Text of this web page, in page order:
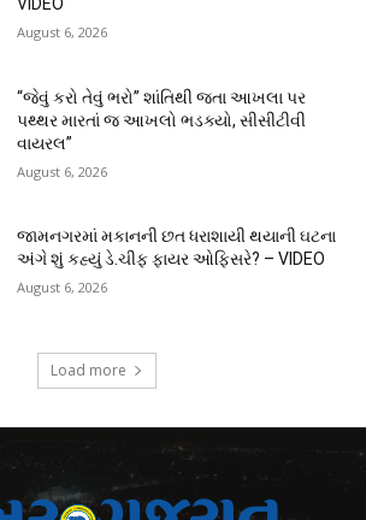
August 6, 2026
“જેવું કરો તેવું ભરો” શાંતિથી જતા આખલા પર
પથ્થર મારતાં જ આખલો ભડક્યો, સીસીટીવી
વાયરલ”
August 6, 2026
જામનગરમાં મકાનની છત ધરાશાયી થયાની ઘટના
અંગે શું કહ્યું ડે.ચીફ ફાયર ઓફિસરે? – VIDEO
August 6, 2026
Load more